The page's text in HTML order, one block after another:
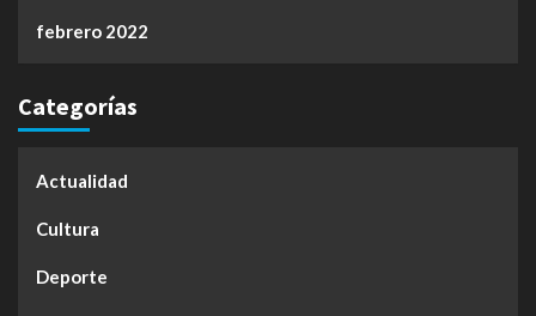
febrero 2022
Categorías
Actualidad
Cultura
Deporte